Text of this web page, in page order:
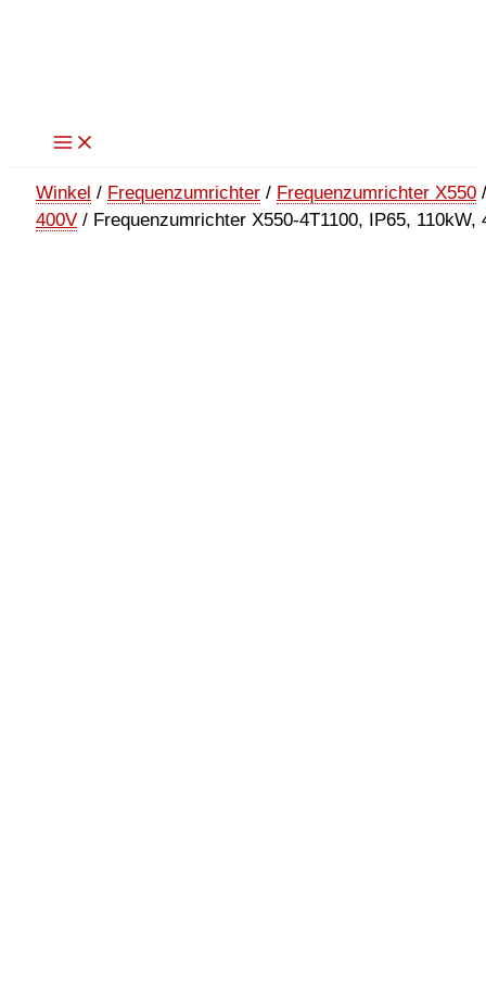
Winkel / Frequenzumrichter / Frequenzumrichter X550
400V / Frequenzumrichter X550-4T1100, IP65, 110kW,